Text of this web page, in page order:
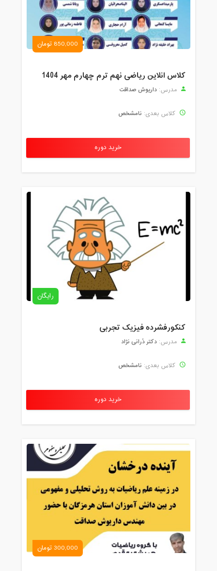
850,000 تومان
کلاس انلاین ریاضی نهم ترم چهارم مهر 1404
مدرس: داریوش صداقت
کلاس بعدی: نامشخص
خرید دوره
رایگان
کنکورفشرده فیزیک تجربی
مدرس: دکتر دُرانی نژاد
کلاس بعدی: نامشخص
خرید دوره
300,000 تومان